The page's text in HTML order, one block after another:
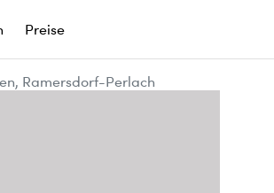
Preise
Ramersdorf-Perlach